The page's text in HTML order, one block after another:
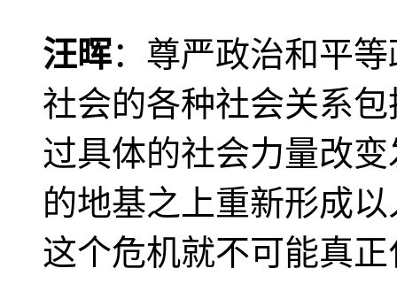
汪晖：尊严政治和平
社会的各种社会关系
过具体的社会力量改
的地基之上重新形成
这个危机就不可能真